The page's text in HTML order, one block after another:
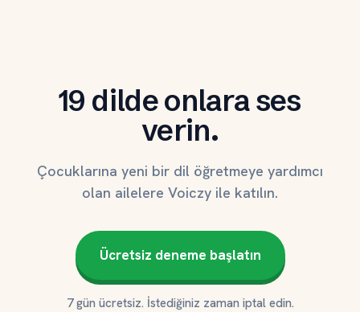
19 dilde onlara ses
verin.
Çocuklarına yeni bir dil öğretmeye yardımcı
olan ailelere Voiczy ile katılın.
Ücretsiz deneme başlatın
7 gün ücretsiz. İstediğiniz zaman iptal edin.